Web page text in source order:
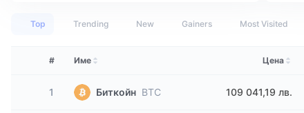
Top Trending New Gainers Most Visited
# Име Цена
1 Биткойн BTC 109 041,19 лв.